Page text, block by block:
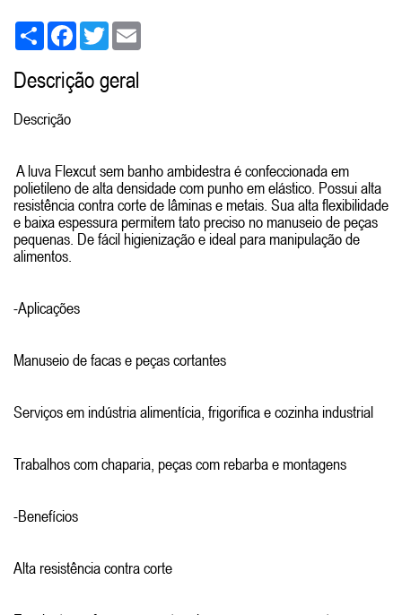
Share FacebookTwitter
Descrição geral
Descrição
A luva Flexcut sem banho ambidestra é confeccionada em
polietileno de alta densidade com punho em elástico. Possui alta
resistência contra corte de lâminas e metais. Sua alta flexibilidade
e baixa espessura permitem tato preciso no manuseio de peças
pequenas. De fácil higienização e ideal para manipulação de
alimentos.
-Aplicações
Manuseio de facas e peças cortantes
Serviços em indústria alimentícia, frigorifica e cozinha industrial
Trabalhos com chaparia, peças com rebarba e montagens
-Benefícios
Alta resistência contra corte